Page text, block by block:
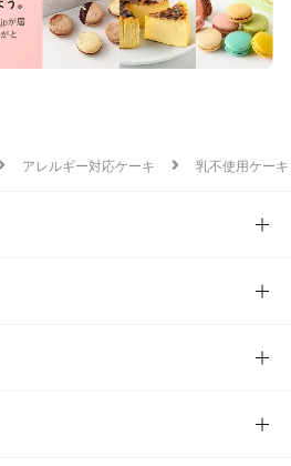
アレルギー対応ケーキ 乳不使用ケーキ